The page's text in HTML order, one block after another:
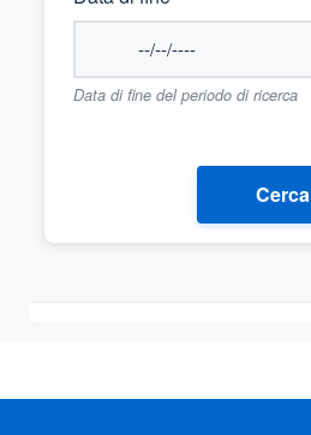
Data di fine del periodo di ricerca
Cerca